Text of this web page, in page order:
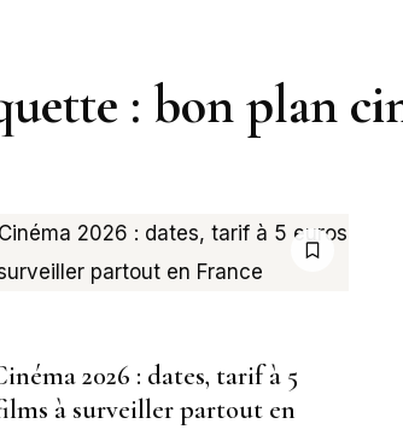
: bon plan
2026 : dates, tarif à 5
à surveiller partout en